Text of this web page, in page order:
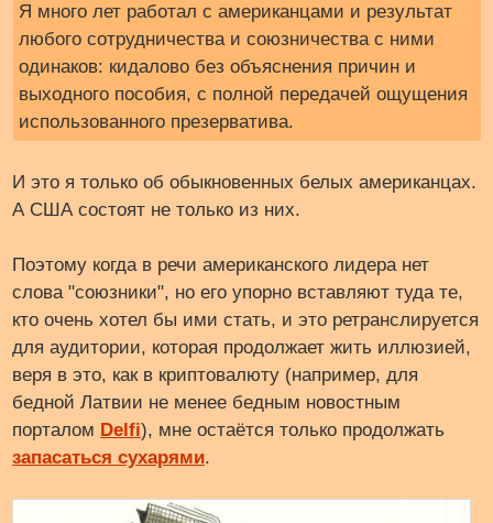
Я много лет работал с американцами и результат
любого сотрудничества и союзничества с ними
одинаков: кидалово без объяснения причин и
выходного пособия, с полной передачей ощущения
использованного презерватива.
И это я только об обыкновенных белых американцах.
А США состоят не только из них.
Поэтому когда в речи американского лидера нет
слова "союзники", но его упорно вставляют туда те,
кто очень хотел бы ими стать, и это ретранслируется
для аудитории, которая продолжает жить иллюзией,
веря в это, как в криптовалюту (например, для
бедной Латвии не менее бедным новостным
порталом Delfi), мне остаётся только продолжать
запасаться сухарями.